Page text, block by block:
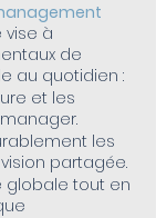
à
de
au quotidien :
et les
les
partagée.
globale tout en